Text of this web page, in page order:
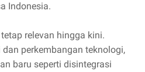
Indonesia.
relevan hingga kini.
perkembangan teknologi,
baru seperti disintegrasi